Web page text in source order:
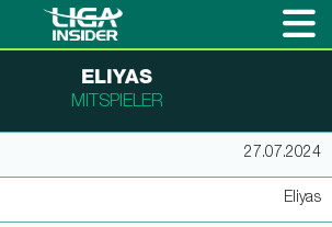
ELIYAS
MITSPIELER
27.07.2024
Eliyas